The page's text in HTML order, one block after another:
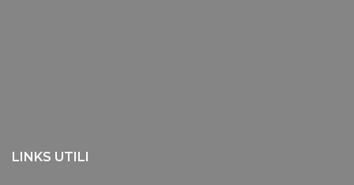
LINKS UTILI